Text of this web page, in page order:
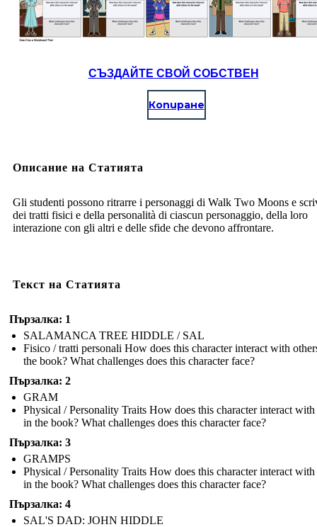
СЪЗДАЙТЕ СВОЙ СОБСТВЕН
Копиране
Описание на Статията
Gli studenti possono ritrarre i personaggi di Walk Two Moons e
dei tratti fisici e della personalità di ciascun personaggio, della loro
interazione con gli altri e delle sfide che devono affrontare.
Текст на Статията
Пързалка: 1
SALAMANCA TREE HIDDLE / SAL
Fisico / tratti personali How does this character interact with
the book? What challenges does this character face?
Пързалка: 2
GRAM
Physical / Personality Traits How does this character interact with
in the book? What challenges does this character face?
Пързалка: 3
GRAMPS
Physical / Personality Traits How does this character interact with
in the book? What challenges does this character face?
Пързалка: 4
SAL'S DAD: JOHN HIDDLE